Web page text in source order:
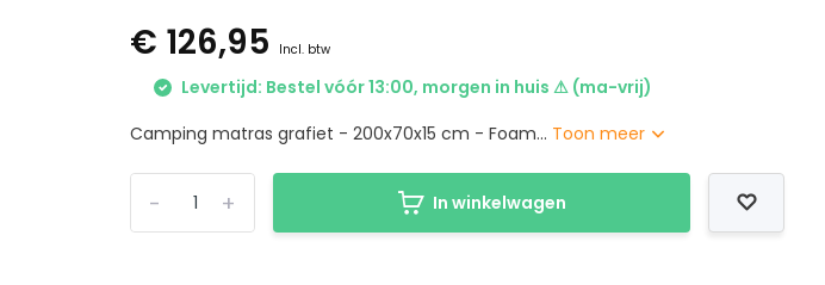
€ 126,95 Incl. btw
Levertijd: Bestel vóór 13:00, morgen in huis ⚠ (ma-vrij)
Camping matras grafiet - 200x70x15 cm - Foam... Toon meer
+
- In winkelwagen